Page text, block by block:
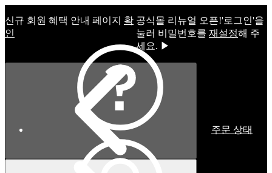
신규 회원 혜택 안내 페이지 확
인
공식몰 리뉴얼 오픈!ㅤ'로그인'을
눌러 비밀번호를 재설정해 주
세요. ▶
주문 상태